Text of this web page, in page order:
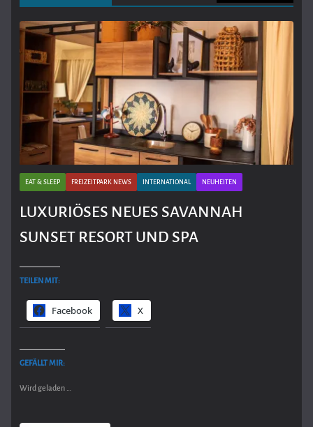
EAT & SLEEP FREIZEITPARK NEWS INTERNATIONAL NEUHEITEN
LUXURIÖSES NEUES SAVANNAH
SUNSET RESORT UND SPA
TEILEN MIT:
Facebook X
GEFÄLLT MIR:
Wird geladen …